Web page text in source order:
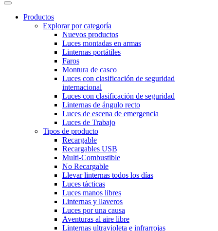
Productos
Explorar por categoría
Nuevos productos
Luces montadas en armas
Linternas portátiles
Faros
Montura de casco
Luces con clasificación de seguridad
internacional
Luces con clasificación de seguridad
Linternas de ángulo recto
Luces de escena de emergencia
Luces de Trabajo
Tipos de producto
Recargable
Recargables USB
Multi-Combustible
No Recargable
Llevar linternas todos los días
Luces tácticas
Luces manos libres
Linternas y llaveros
Luces por una causa
Aventuras al aire libre
Linternas ultravioleta e infrarrojas